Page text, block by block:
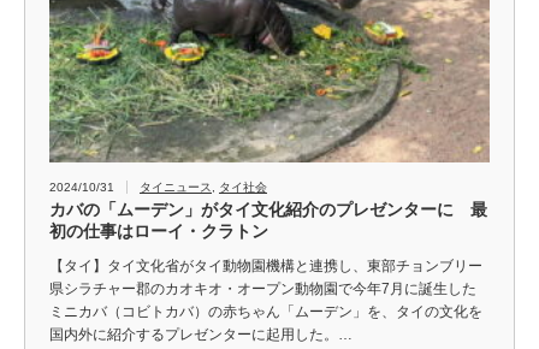
2024/10/31 タイニュース タイ社会
カバの「ムーデン」がタイ文化紹介のプレゼンターに 最
初の仕事はローイ・クラトン
【タイ】タイ文化省がタイ動物園機構と連携し、東部チョンブリー
県シラチャー郡のカオキオ・オープン動物園で今年7月に誕生した
ミニカバ（コビトカバ）の赤ちゃん「ムーデン」を、タイの文化を
国内外に紹介するプレゼンターに起用した。…